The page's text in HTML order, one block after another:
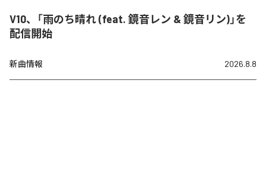
V10、「雨のち晴れ (feat. 鏡音レン & 鏡音リン)」を
配信開始
新曲情報 2026.8.8